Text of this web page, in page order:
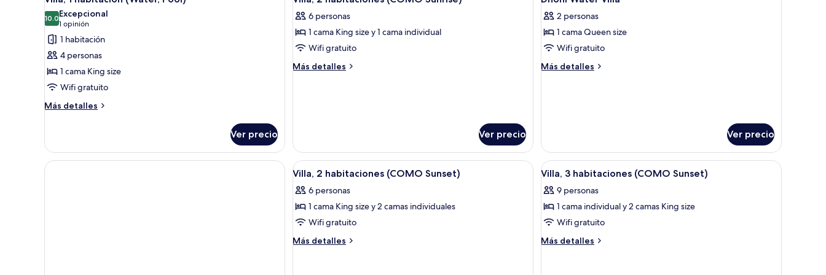
todas
las
fotos
de
Villa,
1
habitación
(Water,
10.010.0 de 10
Excepcional
1 opinión
(1
opinión)
1 habitación
4 personas
1 cama King size
Wifi gratuito
Más detalles
Más
1
habitación
(Water,
Ver precio
todas
las
fotos
de
Villa,
6 personas
1 cama King size y 1 cama individual
Wifi gratuito
Más detalles
Más
Sunrise)
Ver precio
todas
las
fotos
de
Dhoni
2 personas
1 cama Queen size
Wifi gratuito
Más detalles
Más
Ver precio
Abrir
todas
las
fotos
de
Villa,
Un complejo de bungalós sobre el agua, con un muelle largo que conecta varias estructuras.
16
Villa, 2 habitaciones (COMO Sunset)
6 personas
1 cama King size y 2 camas individuales
Wifi gratuito
Más detalles
Más
Abrir
todas
las
fotos
de
Villa,
Cabañas sobre el agua con techos de paja,
22
Villa, 3 habitaciones (COMO Sunset)
9 personas
1 cama individual y 2 camas King size
Wifi gratuito
Más detalles
Más